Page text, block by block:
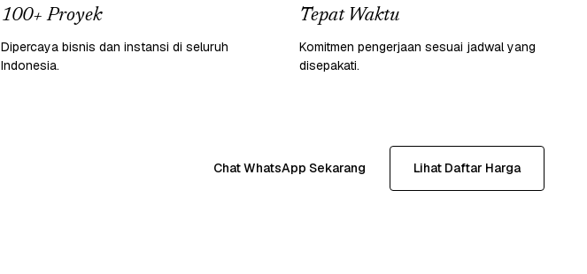
100+ Proyek
Dipercaya bisnis dan instansi di seluruh
Indonesia.
Tepat Waktu
Komitmen pengerjaan sesuai jadwal yang
disepakati.
Chat WhatsApp Sekarang Lihat Daftar Harga